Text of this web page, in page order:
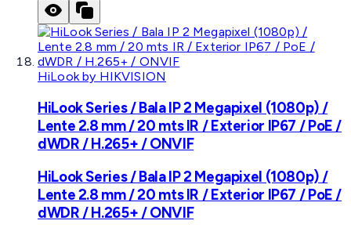
HiLook by HIKVISION
HiLook Series / Bala IP 2 Megapixel (1080p) /
Lente 2.8 mm / 20 mts IR / Exterior IP67 / PoE /
dWDR / H.265+ / ONVIF
HiLook Series / Bala IP 2 Megapixel (1080p) /
Lente 2.8 mm / 20 mts IR / Exterior IP67 / PoE /
dWDR / H.265+ / ONVIF